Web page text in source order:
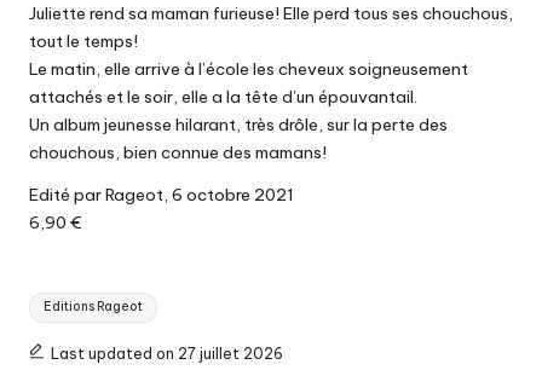
Juliette rend sa maman furieuse! Elle perd tous ses chouchous,
tout le temps!
Le matin, elle arrive à l’école les cheveux soigneusement
attachés et le soir, elle a la tête d’un épouvantail.
Un album jeunesse hilarant, très drôle, sur la perte des
chouchous, bien connue des mamans!
Edité par Rageot, 6 octobre 2021
6,90 €
Tags:
Editions Rageot
Last updated on 27 juillet 2026